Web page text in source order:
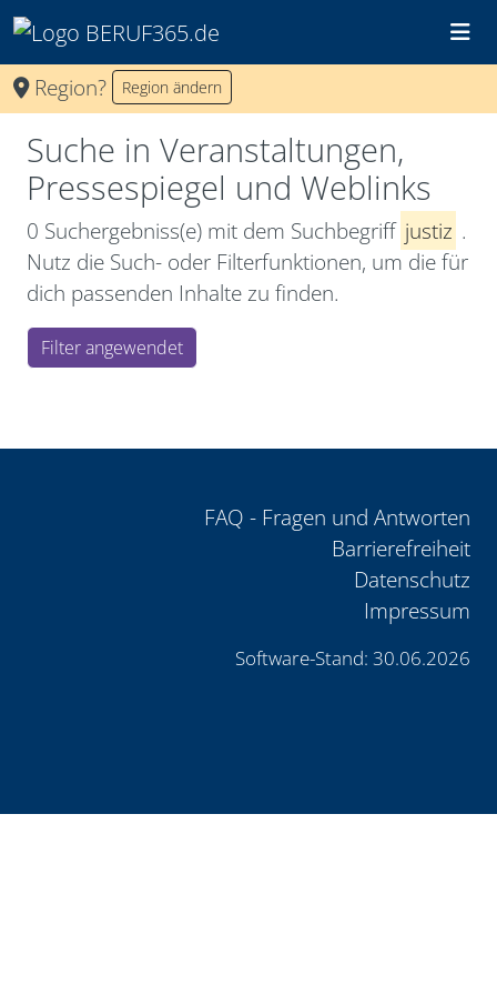
Region? Region ändern
Suche in Veranstaltungen,
Pressespiegel und Weblinks
0 Suchergebniss(e) mit dem Suchbegriff justiz .
Nutz die Such- oder Filterfunktionen, um die für
dich passenden Inhalte zu finden.
Filter angewendet
FAQ - Fragen und Antworten
Barrierefreiheit
Datenschutz
Impressum
Software-Stand: 30.06.2026